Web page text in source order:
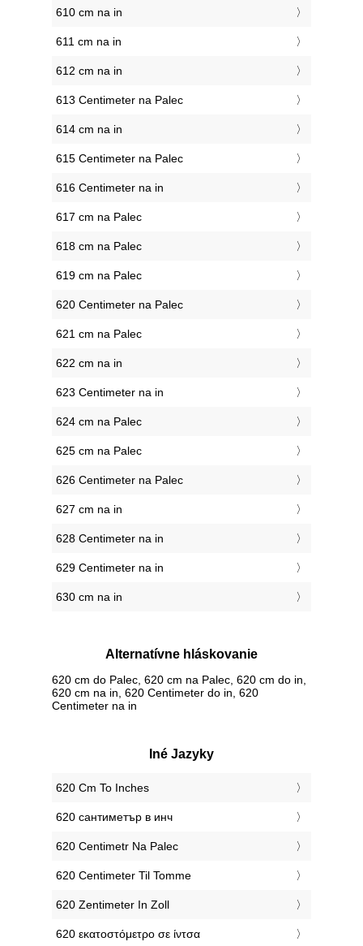
610 cm na in
611 cm na in
612 cm na in
613 Centimeter na Palec
614 cm na in
615 Centimeter na Palec
616 Centimeter na in
617 cm na Palec
618 cm na Palec
619 cm na Palec
620 Centimeter na Palec
621 cm na Palec
622 cm na in
623 Centimeter na in
624 cm na Palec
625 cm na Palec
626 Centimeter na Palec
627 cm na in
628 Centimeter na in
629 Centimeter na in
630 cm na in
Alternatívne hláskovanie
620 cm do Palec, 620 cm na Palec, 620 cm do in,
620 cm na in, 620 Centimeter do in, 620
Centimeter na in
Iné Jazyky
‎620 Cm To Inches
‎620 сантиметър в инч
‎620 Centimetr Na Palec
‎620 Centimeter Til Tomme
‎620 Zentimeter In Zoll
‎620 εκατοστόμετρο σε ίντσα